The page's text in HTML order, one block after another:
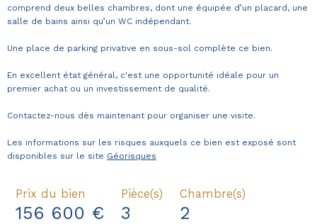
comprend deux belles chambres, dont une équipée d’un placard, une
salle de bains ainsi qu’un WC indépendant.
Une place de parking privative en sous-sol complète ce bien.
En excellent état général, c'est une opportunité idéale pour un
premier achat ou un investissement de qualité.
Contactez-nous dès maintenant pour organiser une visite.
Les informations sur les risques auxquels ce bien est exposé sont
disponibles sur le site Géorisques
Prix du bien
156 600 €
Pièce(s)
3
Chambre(s)
2